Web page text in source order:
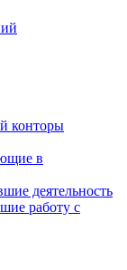
конторы
в
деятельность
работу с